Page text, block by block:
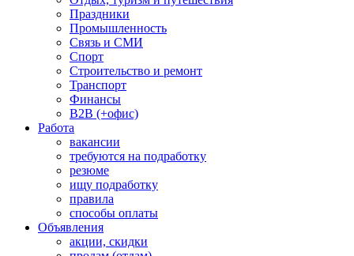
Праздники
Промышленность
Связь и СМИ
Спорт
Строительство и ремонт
Транспорт
Финансы
B2B (+офис)
Работа
вакансии
требуются на подработку
резюме
ищу подработку
правила
способы оплаты
Объявления
акции, скидки